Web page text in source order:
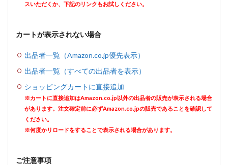
スいただくか、下記のリンクもお試しください。
カートが表示されない場合
出品者一覧（Amazon.co.jp優先表示）
出品者一覧（すべての出品者を表示）
ショッピングカートに直接追加
※カートに直接追加はAmazon.co.jp以外の出品者の販売が表示される場合
があります。注文確定前に必ずAmazon.co.jpの販売であることを確認して
ください。
※何度かリロードをすることで表示される場合があります。
ご注意事項